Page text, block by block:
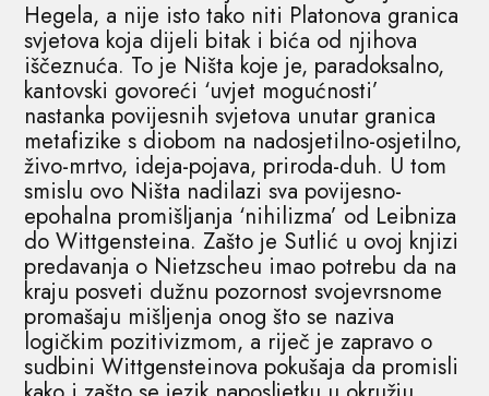
Hegela, a nije isto tako niti Platonova granica
svjetova koja dijeli bitak i bića od njihova
iščeznuća. To je Ništa koje je, paradoksalno,
kantovski govoreći ‘uvjet mogućnosti’
nastanka povijesnih svjetova unutar granica
metafizike s diobom na nadosjetilno-osjetilno,
živo-mrtvo, ideja-pojava, priroda-duh. U tom
smislu ovo Ništa nadilazi sva povijesno-
epohalna promišljanja ‘nihilizma’ od Leibniza
do Wittgensteina. Zašto je Sutlić u ovoj knjizi
predavanja o Nietzscheu imao potrebu da na
kraju posveti dužnu pozornost svojevrsnome
promašaju mišljenja onog što se naziva
logičkim pozitivizmom, a riječ je zapravo o
sudbini Wittgensteinova pokušaja da promisli